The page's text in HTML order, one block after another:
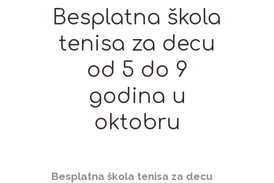
Besplatna škola
tenisa za decu
od 5 do 9
godina u
oktobru
Besplatna škola tenisa za decu